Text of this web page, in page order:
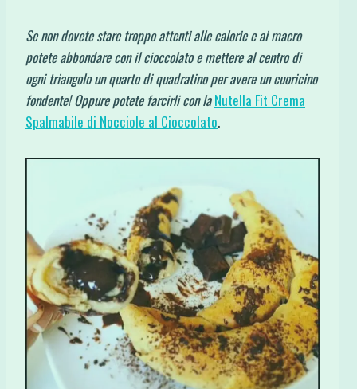
Se non dovete stare troppo attenti alle calorie e ai macro
potete abbondare con il cioccolato e mettere al centro di
ogni triangolo un quarto di quadratino per avere un cuoricino
fondente! Oppure potete farcirli con laNutella Fit Crema
Spalmabile di Nocciole al Cioccolato.